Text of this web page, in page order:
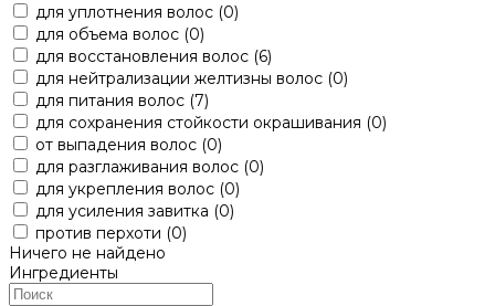
для уплотнения волос (0)
для объема волос (0)
для восстановления волос (6)
для нейтрализации желтизны волос (0)
для питания волос (7)
для сохранения стойкости окрашивания (0)
от выпадения волос (0)
для разглаживания волос (0)
для укрепления волос (0)
для усиления завитка (0)
против перхоти (0)
Ничего не найдено
Ингредиенты